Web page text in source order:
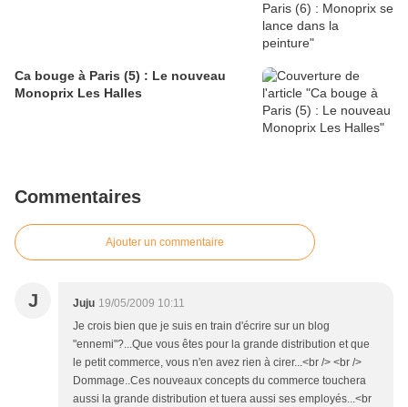
Ca bouge à Paris (5) : Le nouveau
Monoprix Les Halles
Commentaires
Ajouter un commentaire
J Juju 19/05/2009 10:11
Je crois bien que je suis en train d'écrire sur un blog
"ennemi"?...Que vous êtes pour la grande distribution et que
le petit commerce, vous n'en avez rien à cirer...<br /> <br />
Dommage..Ces nouveaux concepts du commerce touchera
aussi la grande distribution et tuera aussi ses employés...<br